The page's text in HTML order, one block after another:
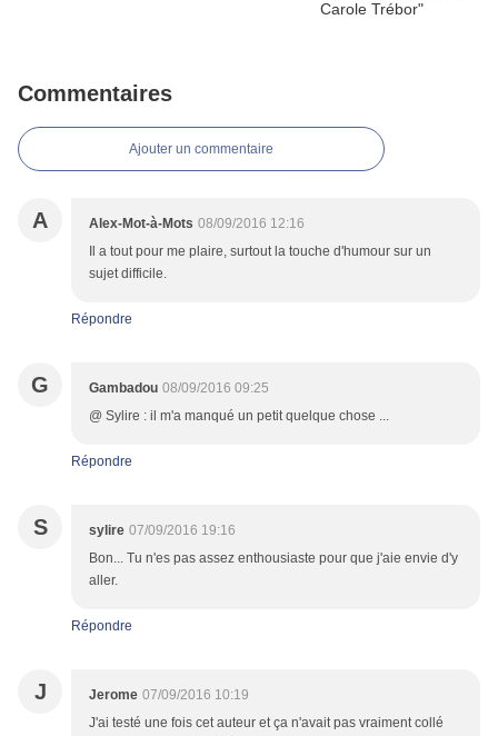
Commentaires
Ajouter un commentaire
A Alex-Mot-à-Mots 08/09/2016 12:16
Il a tout pour me plaire, surtout la touche d'humour sur un
sujet difficile.
Répondre
G Gambadou 08/09/2016 09:25
@ Sylire : il m'a manqué un petit quelque chose ...
Répondre
S sylire 07/09/2016 19:16
Bon... Tu n'es pas assez enthousiaste pour que j'aie envie d'y
aller.
Répondre
J Jerome 07/09/2016 10:19
J'ai testé une fois cet auteur et ça n'avait pas vraiment collé